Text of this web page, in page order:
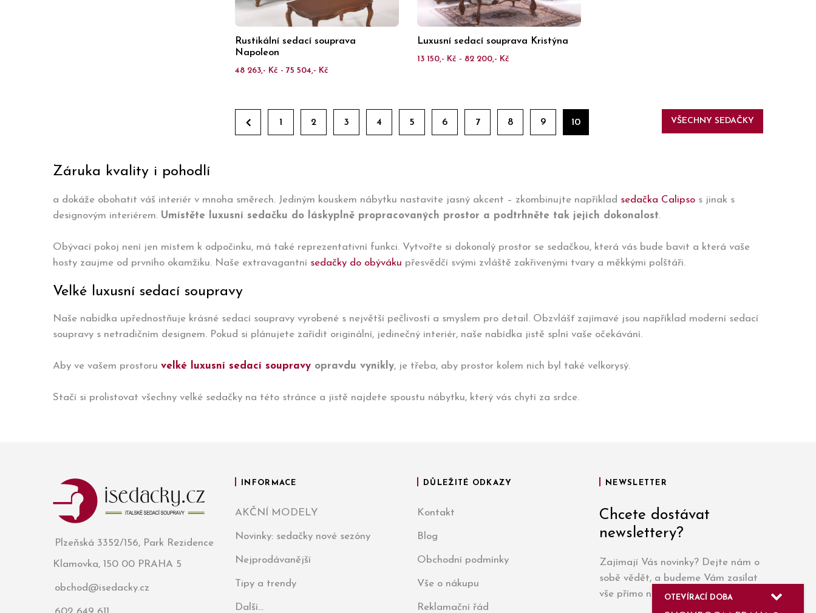
Rustikální sedací souprava
Napoleon
48 263,- Kč - 75 504,- Kč
Luxusní sedací souprava Kristýna
13 150,- Kč - 82 200,- Kč
1 2 3 4 5 6 7 8 9 10 VŠECHNY SEDAČKY
Záruka kvality i pohodlí
a dokáže obohatit váš interiér v mnoha směrech. Jediným kouskem nábytku nastavíte jasný akcent – zkombinujte například sedačka Calipso s jinak s
designovým interiérem. Umístěte luxusní sedačku do láskyplně propracovaných prostor a podtrhněte tak jejich dokonalost.
Obývací pokoj není jen místem k odpočinku, má také reprezentativní funkci. Vytvořte si dokonalý prostor se sedačkou, která vás bude bavit a která vaše
hosty zaujme od prvního okamžiku. Naše extravagantní sedačky do obýváku přesvědčí svými zvláště zakřivenými tvary a měkkými polštáři.
Velké luxusní sedací soupravy
Naše nabídka upřednostňuje krásné sedací soupravy vyrobené s největší pečlivostí a smyslem pro detail. Obzvlášť zajímavé jsou například moderní sedací
soupravy s netradičním designem. Pokud si plánujete zařídit originální, jedinečný interiér, naše nabídka jistě splní vaše očekávání.
Aby ve vašem prostoru velké luxusní sedací soupravy opravdu vynikly, je třeba, aby prostor kolem nich byl také velkorysý.
Stačí si prolistovat všechny velké sedačky na této stránce a jistě najdete spoustu nábytku, který vás chytí za srdce.
Plzeňská 3352/156, Park Rezidence
Klamovka, 150 00 PRAHA 5
obchod@isedacky.cz
INFORMACE
AKČNÍ MODELY
Novinky: sedačky nové sezóny
Nejprodávanější
Tipy a trendy
Další...
DŮLEŽITÉ ODKAZY
Kontakt
Blog
Obchodní podmínky
Vše o nákupu
Reklamační řád
NEWSLETTER
Chcete dostávat
newslettery?
Zajímají Vás novinky? Dejte nám o
sobě vědět, a budeme Vám zasílat
vše přímo na e-mail.OTEVÍRACÍ DOBA